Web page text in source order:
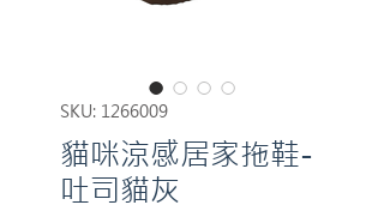
SKU: 1266009
貓咪涼感居家拖鞋-
吐司貓灰